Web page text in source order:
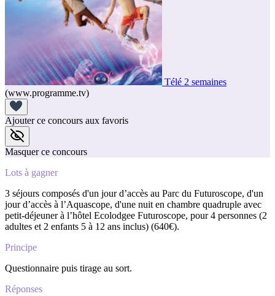
Télé 2 semaines
(www.programme.tv)
Ajouter ce concours aux favoris
Masquer ce concours
Lots à gagner
3 séjours composés d'un jour d’accès au Parc du Futuroscope, d'un
jour d’accès à l’Aquascope, d'une nuit en chambre quadruple avec
petit-déjeuner à l’hôtel Ecolodgee Futuroscope, pour 4 personnes (2
adultes et 2 enfants 5 à 12 ans inclus) (640€).
Principe
Questionnaire puis tirage au sort.
Réponses